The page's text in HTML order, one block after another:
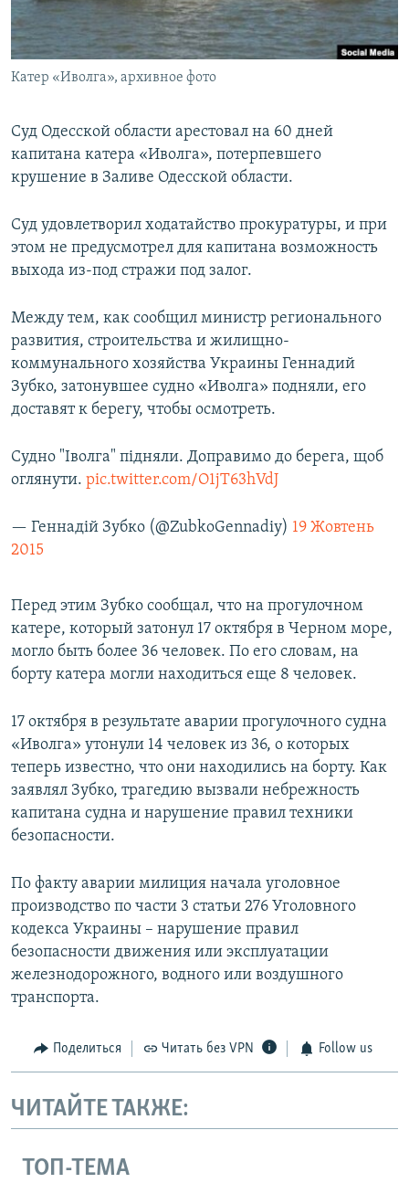
ПОБЕДИТЕЛЕЙ НЕ СУДЯТ?
КРЫМ.НЕПОКОРЕННЫЙ
ELIFBE
ПРИСОЕДИНЯЙТЕСЬ!
Все сайты RFE/RL
Катер «Иволга», архивное фото
Суд Одесской области арестовал на 60 дней
капитана катера «Иволга», потерпевшего
крушение в Заливе Одесской области.
Суд удовлетворил ходатайство прокуратуры, и при
этом не предусмотрел для капитана возможность
выхода из-под стражи под залог.
Между тем, как сообщил министр регионального
развития, строительства и жилищно-
коммунального хозяйства Украины Геннадий
Зубко, затонувшее судно «Иволга» подняли, его
доставят к берегу, чтобы осмотреть.
Судно "Іволга" підняли. Доправимо до берега, щоб
оглянути. pic.twitter.com/O1jT63hVdJ
— Геннадій Зубко (@ZubkoGennadiy) 19 Жовтень
2015
Перед этим Зубко сообщал, что на прогулочном
катере, который затонул 17 октября в Черном море,
могло быть более 36 человек. По его словам, на
борту катера могли находиться еще 8 человек.
17 октября в результате аварии прогулочного судна
«Иволга» утонули 14 человек из 36, о которых
теперь известно, что они находились на борту. Как
заявлял Зубко, трагедию вызвали небрежность
капитана судна и нарушение правил техники
безопасности.
По факту аварии милиция начала уголовное
производство по части 3 статьи 276 Уголовного
кодекса Украины – нарушение правил
безопасности движения или эксплуатации
железнодорожного, водного или воздушного
транспорта.
Поделиться Читать без VPN Follow us
ЧИТАЙТЕ ТАКЖЕ:
ТОП-ТЕМА